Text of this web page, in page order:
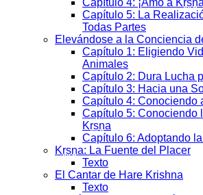
Capítulo 5: La
Todas Partes
Elevándose a la Conciencia
Capítulo 1: Eligiendo
Animales
Capítulo 2: Dura Lucha
Capítulo 3: Hacia una
Capítulo 4: Conociendo
Capítulo 5: Conociendo
Kṛṣṇa
Capítulo 6: Adoptando
Kṛṣṇa: La Fuente del Placer
Texto
El Cantar de Hare Krishna
Texto